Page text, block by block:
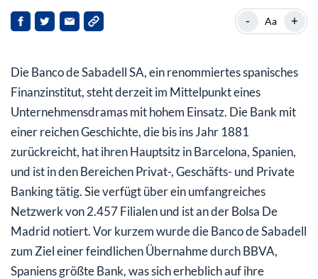
Wie ist die aktuelle finanzielle Lage der Banco de
Sabadell?
Aktienperformance der Banco de Sabadell ausgewirkt?
Welche strategischen Auswirkungen hat das
Übernahmeangebot für die Banco de Sabadell?
Was sollten Stakeholder und Investoren für die Zukunft
berücksichtigen?
- Aa +
Die Banco de Sabadell SA, ein renommiertes spanisches
Finanzinstitut, steht derzeit im Mittelpunkt eines
Unternehmensdramas mit hohem Einsatz. Die Bank mit
einer reichen Geschichte, die bis ins Jahr 1881
zurückreicht, hat ihren Hauptsitz in Barcelona, Spanien,
und ist in den Bereichen Privat-, Geschäfts- und Private
Banking tätig. Sie verfügt über ein umfangreiches
Netzwerk von 2.457 Filialen und ist an der Bolsa De
Madrid notiert. Vor kurzem wurde die Banco de Sabadell
zum Ziel einer feindlichen Übernahme durch BBVA,
Spaniens größte Bank, was sich erheblich auf ihre